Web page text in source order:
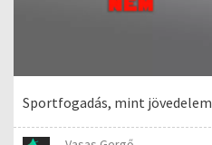
Sportfogadás, mint jövedelem